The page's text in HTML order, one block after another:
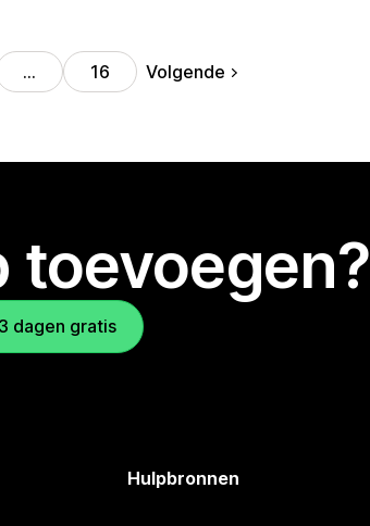
… 16 Volgende
toevoegen?
dagen gratis
Hulpbronnen